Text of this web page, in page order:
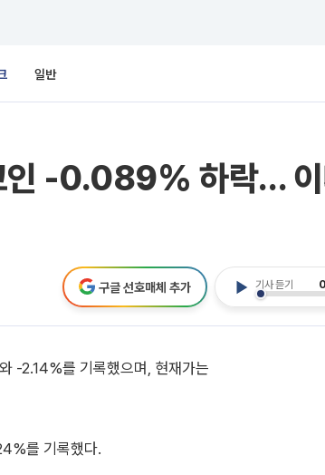
일반
인 -0.089% 하락...
기사 듣기
구글 선호매체 추가
-2.14%를 기록했으며, 현재가는
를 기록했다.